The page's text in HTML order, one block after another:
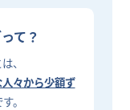
て？
、
々から少額ず
。